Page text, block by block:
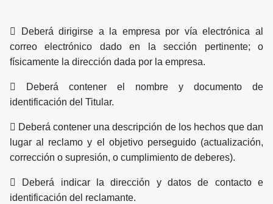
 Deberá dirigirse a la empresa por vía electrónica al
correo electrónico dado en la sección pertinente; o
físicamente la dirección dada por la empresa.
 Deberá contener el nombre y documento de
identificación del Titular.
 Deberá contener una descripción de los hechos que dan
lugar al reclamo y el objetivo perseguido (actualización,
corrección o supresión, o cumplimiento de deberes).
 Deberá indicar la dirección y datos de contacto e
identificación del reclamante.